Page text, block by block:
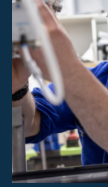
Kariéra
Novinky a události